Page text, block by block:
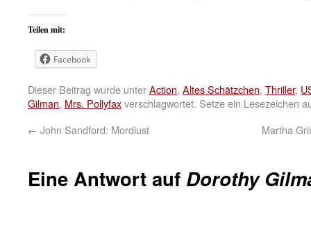
Teilen mit:
Facebook
Dieser Beitrag wurde unterAction, Altes Schätzchen, Thriller,
Gilman, Mrs. Pollyfaxverschlagwortet. Setze ein Lesezeichen
← John Sandford: Mordlust Martha
Eine Antwort auf Dorothy